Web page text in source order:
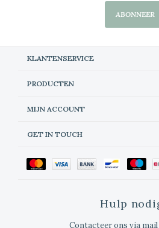
ABONNEER
KLANTENSERVICE
PRODUCTEN
MIJN ACCOUNT
GET IN TOUCH
Hulp
Contacteer ons via